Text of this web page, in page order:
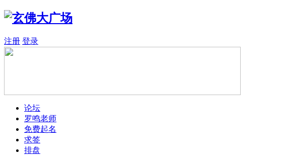
注册 登录
论坛
罗鸣老师
免费起名
求签
排盘